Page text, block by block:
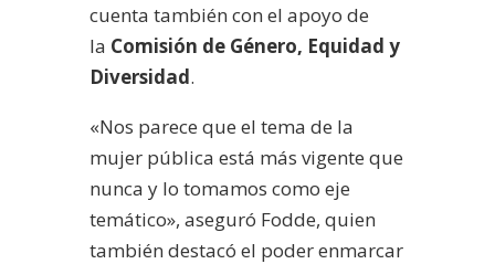
cuenta también con el apoyo de
la Comisión de Género, Equidad y
Diversidad.
«Nos parece que el tema de la
mujer pública está más vigente que
nunca y lo tomamos como eje
temático», aseguró Fodde, quien
también destacó el poder enmarcar